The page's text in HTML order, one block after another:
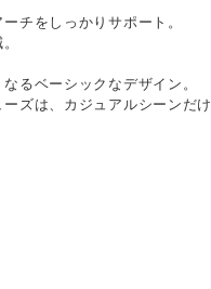
チをしっかりサポート。
るベーシックなデザイン。
ズは、カジュアルシーンだけ